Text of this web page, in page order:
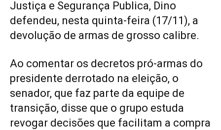
Justiça e Segurança Publica, Dino
defendeu, nesta quinta-feira (17/11), a
devolução de armas de grosso calibre.
Ao comentar os decretos pró-armas do
presidente derrotado na eleição, o
senador, que faz parte da equipe de
transição, disse que o grupo estuda
revogar decisões que facilitam a compra